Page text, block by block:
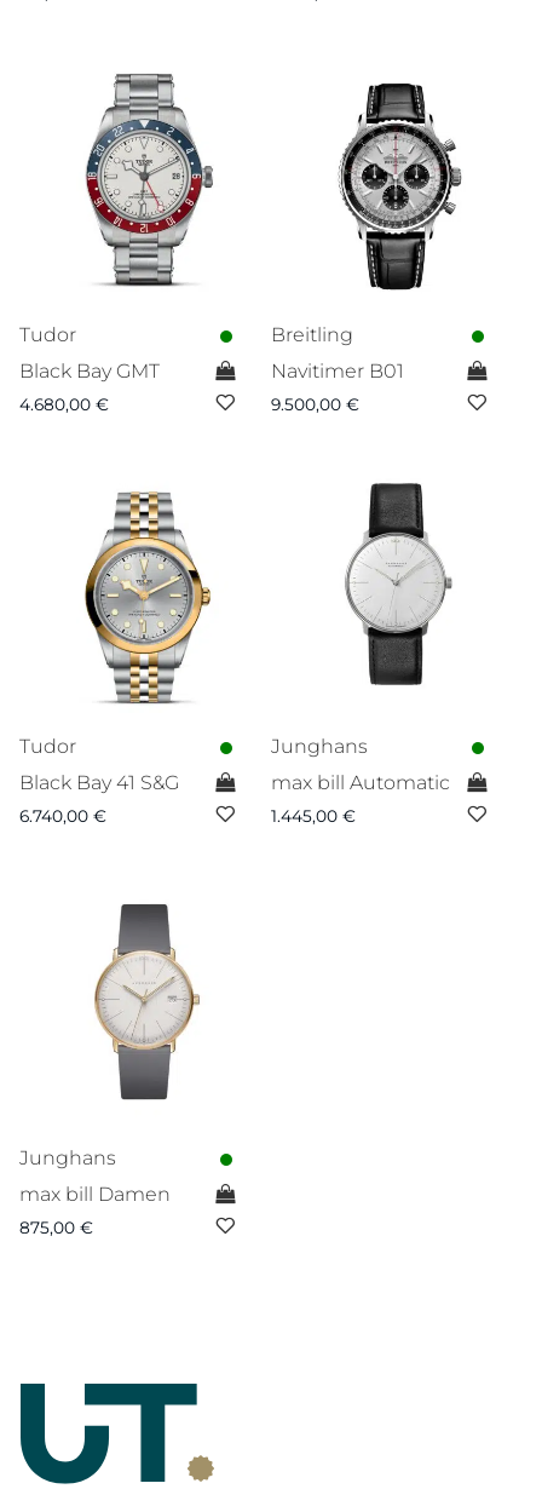
Tudor
Black Bay GMT
4.680,00 €
Breitling
Navitimer B01
9.500,00 €
Tudor
Black Bay 41 S&G
6.740,00 €
Junghans
max bill Automatic
1.445,00 €
Junghans
max bill Damen
875,00 €